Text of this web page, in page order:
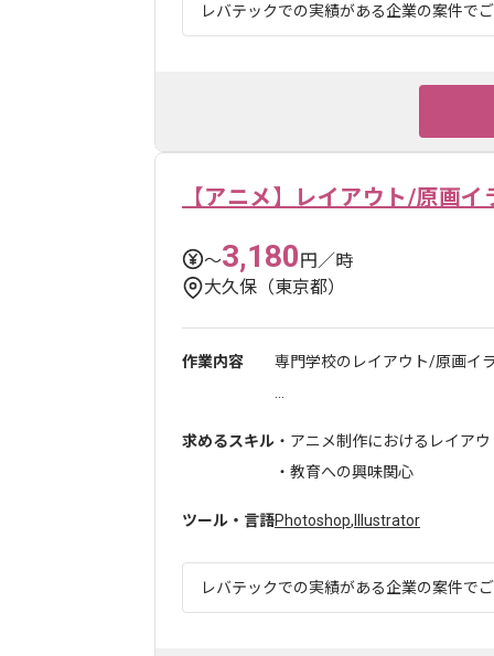
レバテックでの実績がある企業の案件で
【アニメ】レイアウト/原画
〜3,180円／時
大久保（東京都）
作業内容
専門学校のレイアウト/原画イ
求めるスキル ・アニメ制作におけるレイア
・教育への興味関心
ツール・言語Photoshop, Illustrator
レバテックでの実績がある企業の案件で